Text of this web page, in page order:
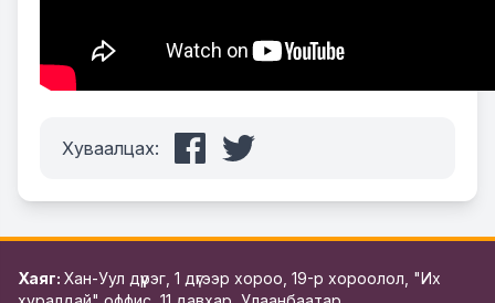
Хуваалцах:
Хаяг: Хан-Уул дүүрэг, 1 дүгээр хороо, 19-р хороолол, "Их